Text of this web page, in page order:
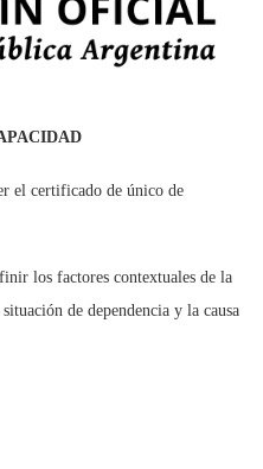
el certificado de único de
los factores contextuales de la
de dependencia y la causa